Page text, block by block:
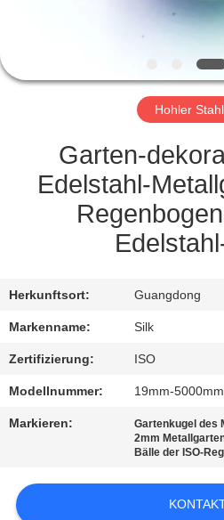
SIE
MIT
VERBINDUNG
NACHRICHTEN
FÄLLE
FORDERN
ZITAT
SITEMAP
Hohler
Garten-
Edelstahl-
Herkunftsort: Guangdong
Markenname: Silk
Zertifizierung: ISO
Modellnummer: 19mm-5000mm
Markieren: Gartenkugel des
2mm
Bälle der ISO-